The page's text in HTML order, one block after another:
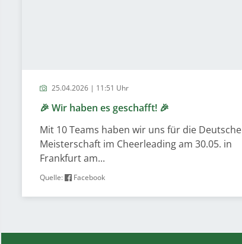
25.04.2026 | 11:51 Uhr
🎉 Wir haben es geschafft! 🎉
Mit 10 Teams haben wir uns für die Deutsche
Meisterschaft im Cheerleading am 30.05. in
Frankfurt am...
Quelle: Facebook